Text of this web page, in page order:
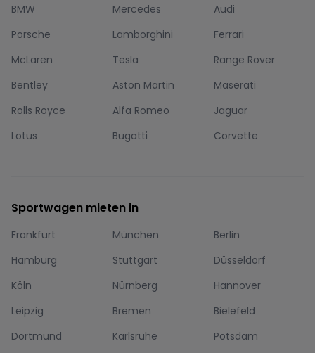
BMW Mercedes
Audi
Porsche
Lamborghini
Ferrari
McLaren
Tesla
Range Rover
Bentley
Aston Martin
Maserati
Rolls Royce
Alfa Romeo
Jaguar
Lotus
Bugatti Corvette
Sportwagen mieten in
Frankfurt München
Berlin
Hamburg
Stuttgart
Düsseldorf
Köln
Nürnberg
Hannover
Leipzig
Bremen
Bielefeld
Dortmund
Karlsruhe Potsdam